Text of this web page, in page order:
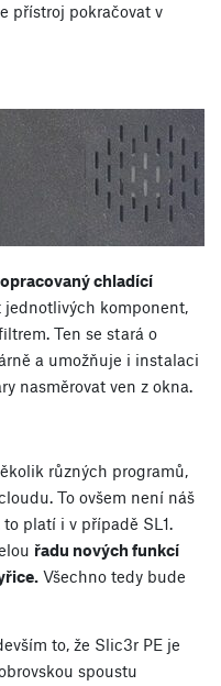
přístroj pokračovat v
chladící
komponent,
Ten se stará o
a umožňuje i instalaci
nasměrovat ven z okna.
různých programů,
To ovšem není náš
platí i v případě SL1.
řadu nových funkcí
Všechno tedy bude
to, že Slic3r PE je
spoustu